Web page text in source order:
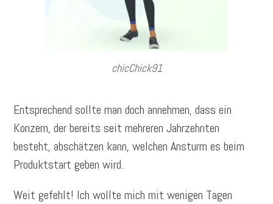
chicChick91
Entsprechend sollte man doch annehmen, dass ein
Konzern, der bereits seit mehreren Jahrzehnten
besteht, abschätzen kann, welchen Ansturm es beim
Produktstart geben wird.
Weit gefehlt! Ich wollte mich mit wenigen Tagen